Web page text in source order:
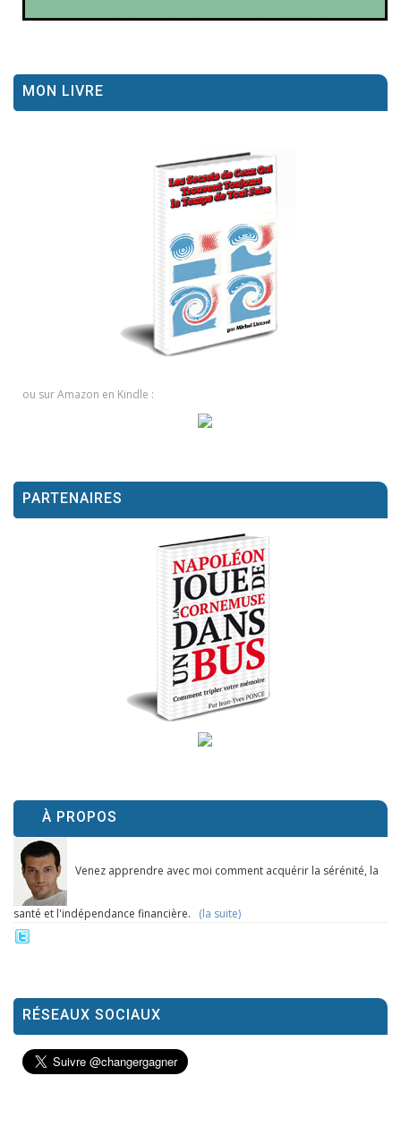
MON LIVRE
ou sur Amazon en Kindle :
PARTENAIRES
À PROPOS
Venez apprendre avec moi comment acquérir la sérénité, la
santé et l'indépendance financière. (la suite)
RÉSEAUX SOCIAUX